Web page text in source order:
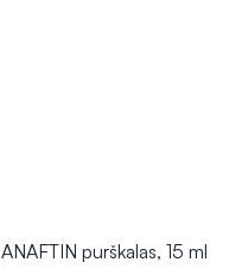
ANAFTIN purškalas, 15 ml